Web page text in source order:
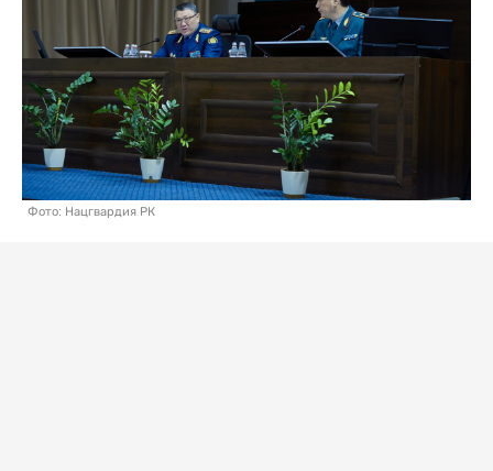
Фото: Нацгвардия РК